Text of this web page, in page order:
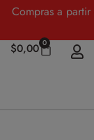
Compras a
$0,00 0